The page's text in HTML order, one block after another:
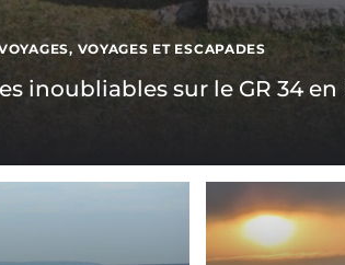
, VOYAGES ET ESCAPADES
inoubliables sur le GR 34 en